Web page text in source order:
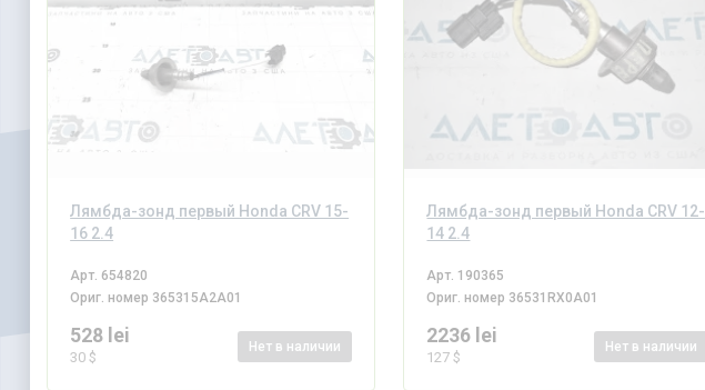
Лямбда-зонд первый Honda CRV 15-
16 2.4
Арт. 654820
Ориг. номер 365315A2A01
528 lei
30 $
Нет в наличии
Лямбда-зонд первый Honda CRV 12-
14 2.4
Арт. 190365
Ориг. номер 36531RX0A01
2236 lei
127 $
Нет в наличии